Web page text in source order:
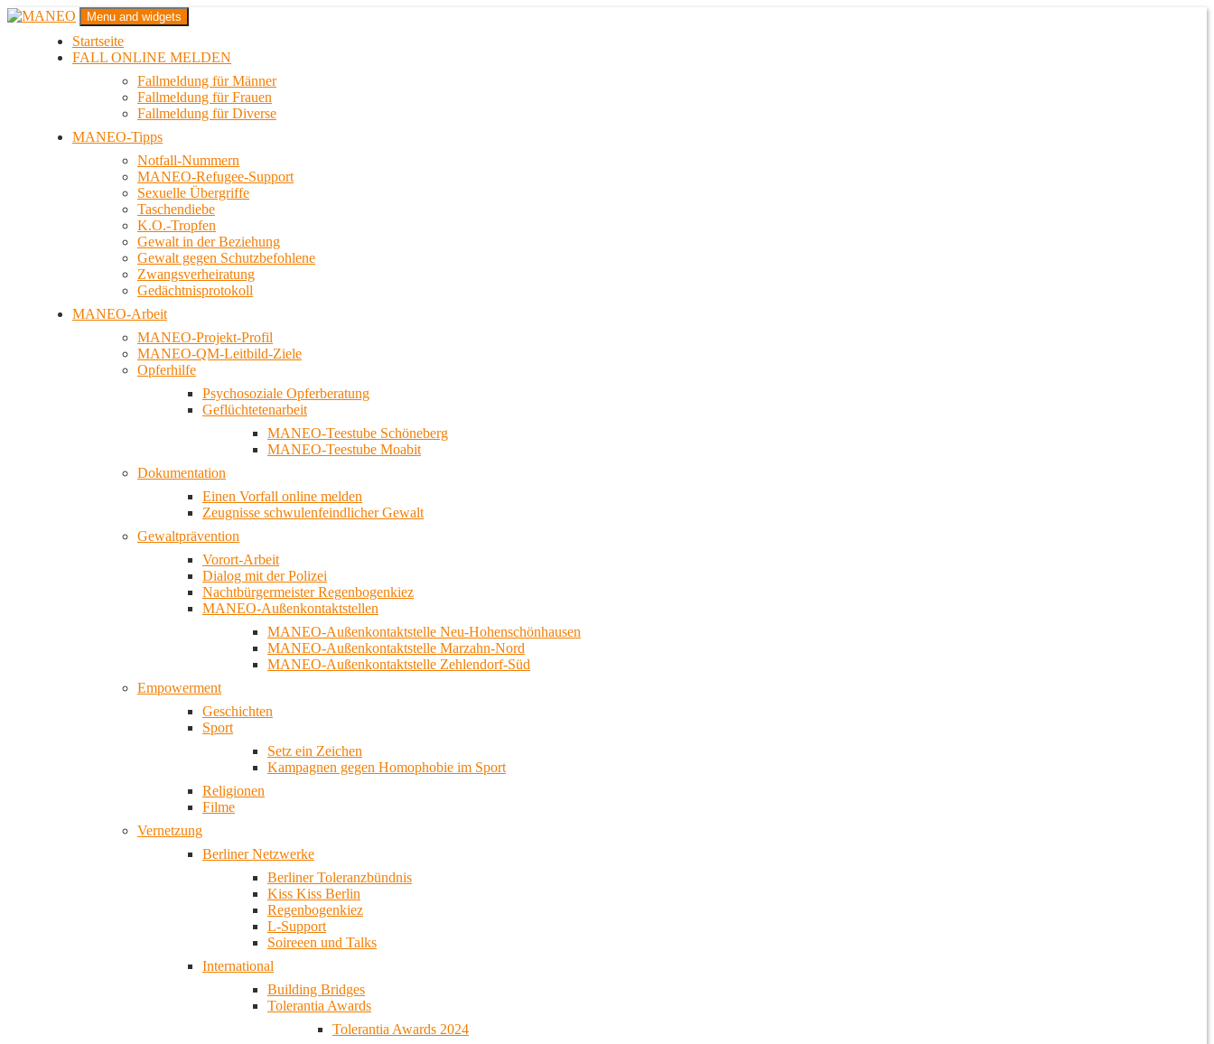
Zum
MANEO
Das schwule Anti-Gewalt-Projekt in Berlin
Menu and widgets
Startseite
FALL ONLINE MELDEN
Fallmeldung für Männer
Fallmeldung für Frauen
Fallmeldung für Diverse
MANEO-Tipps
Notfall-Nummern
MANEO-Refugee-Support
Sexuelle Übergriffe
Taschendiebe
K.O.-Tropfen
Gewalt in der Beziehung
Gewalt gegen Schutzbefohlene
Zwangsverheiratung
Gedächtnisprotokoll
MANEO-Arbeit
MANEO-Projekt-Profil
MANEO-QM-Leitbild-Ziele
Opferhilfe
Psychosoziale Opferberatung
Geflüchtetenarbeit
MANEO-Teestube Schöneberg
MANEO-Teestube Moabit
Dokumentation
Einen Vorfall online melden
Zeugnisse schwulenfeindlicher Gewalt
Gewaltprävention
Vorort-Arbeit
Dialog mit der Polizei
Nachtbürgermeister Regenbogenkiez
MANEO-Außenkontaktstellen
MANEO-Außenkontaktstelle Neu-Hohenschönhausen
MANEO-Außenkontaktstelle Marzahn-Nord
MANEO-Außenkontaktstelle Zehlendorf-Süd
Empowerment
Geschichten
Sport
Setz ein Zeichen
Kampagnen gegen Homophobie im Sport
Religionen
Filme
Vernetzung
Berliner Netzwerke
Berliner Toleranzbündnis
Kiss Kiss Berlin
Regenbogenkiez
L-Support
Soireeen und Talks
International
Building Bridges
Tolerantia Awards
Tolerantia Awards 2024